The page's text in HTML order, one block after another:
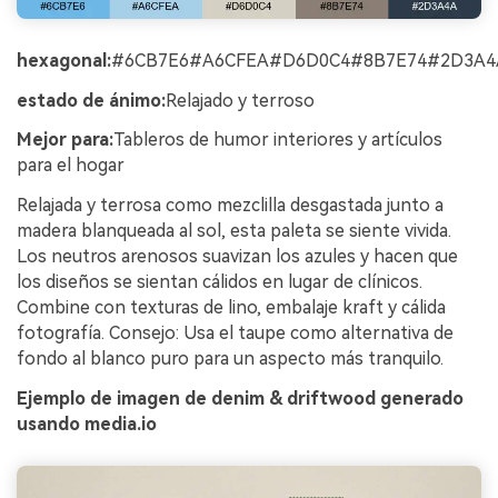
hexagonal:
estado de ánimo:Relajado y terroso
Mejor para:Tableros de humor interiores y artículos
para el hogar
Relajada y terrosa como mezclilla desgastada junto a
madera blanqueada al sol, esta paleta se siente vivida.
Los neutros arenosos suavizan los azules y hacen que
los diseños se sientan cálidos en lugar de clínicos.
Combine con texturas de lino, embalaje kraft y cálida
fotografía. Consejo: Usa el taupe como alternativa de
fondo al blanco puro para un aspecto más tranquilo.
Ejemplo de imagen de denim & driftwood generado
usando media.io